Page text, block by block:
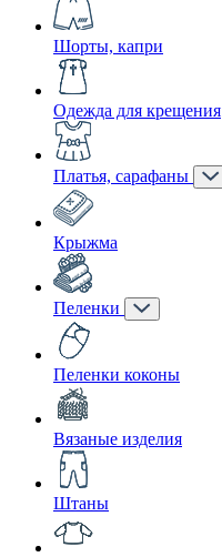
Шорты, капри
Одежда для крещения
Платья, сарафаны
Крыжма
Пеленки
Пеленки коконы
Вязаные изделия
Штаны